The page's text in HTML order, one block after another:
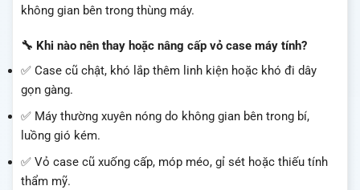
không gian bên trong thùng máy.
🔧 Khi nào nên thay hoặc nâng cấp vỏ case máy tính?
✅ Case cũ chật, khó lắp thêm linh kiện hoặc khó đi dây
gọn gàng.
✅ Máy thường xuyên nóng do không gian bên trong bí,
luồng gió kém.
✅ Vỏ case cũ xuống cấp, móp méo, gỉ sét hoặc thiếu tính
thẩm mỹ.